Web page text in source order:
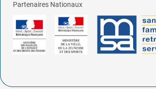
Partenaires Nationaux